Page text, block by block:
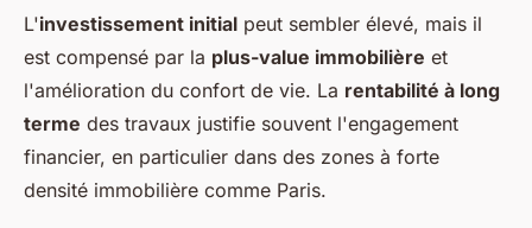
L'investissement initial peut sembler élevé, mais il
est compensé par la plus-value immobilière et
l'amélioration du confort de vie. La rentabilité à long
terme des travaux justifie souvent l'engagement
financier, en particulier dans des zones à forte
densité immobilière comme Paris.